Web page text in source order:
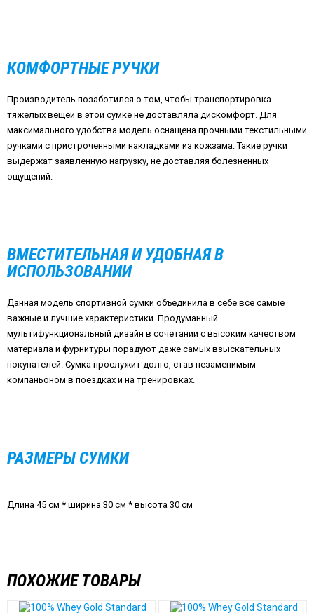
КОМФОРТНЫЕ РУЧКИ
Производитель позаботился о том, чтобы транспортировка
тяжелых вещей в этой сумке не доставляла дискомфорт. Для
максимального удобства модель оснащена прочными текстильными
ручками с пристроченными накладками из кожзама. Такие ручки
выдержат заявленную нагрузку, не доставляя болезненных
ощущений.
ВМЕСТИТЕЛЬНАЯ И УДОБНАЯ В
ИСПОЛЬЗОВАНИИ
Данная модель спортивной сумки объединила в себе все самые
важные и лучшие характеристики. Продуманный
мультифункциональный дизайн в сочетании с высоким качеством
материала и фурнитуры порадуют даже самых взыскательных
покупателей. Сумка прослужит долго, став незаменимым
компаньоном в поездках и на тренировках.
РАЗМЕРЫ СУМКИ
Длина 45 см * ширина 30 см * высота 30 см
ПОХОЖИЕ ТОВАРЫ